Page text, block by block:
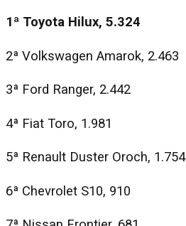
1ª Toyota Hilux, 5.324
2ª Volkswagen Amarok, 2.463
3ª Ford Ranger, 2.442
4ª Fiat Toro, 1.981
5ª Renault Duster Oroch, 1.754
6ª Chevrolet S10, 910